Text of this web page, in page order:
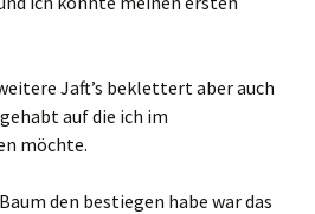
Jaft’s beklettert aber auch
auf die ich im
möchte.
den bestiegen habe war das